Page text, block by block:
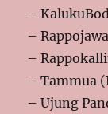
–
–
–
– Tammua
– Ujung